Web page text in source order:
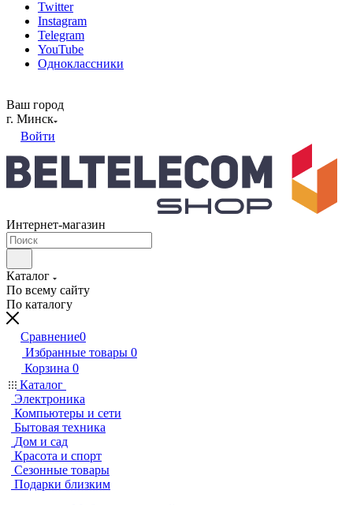
Twitter
Instagram
Telegram
YouTube
Одноклассники
Ваш город
г. Минск
Войти
Интернет-магазин
Каталог
По всему сайту
По каталогу
Сравнение0
Избранные товары 0
Корзина 0
Каталог
Электроника
Компьютеры и сети
Бытовая техника
Дом и сад
Красота и спорт
Сезонные товары
Подарки близким